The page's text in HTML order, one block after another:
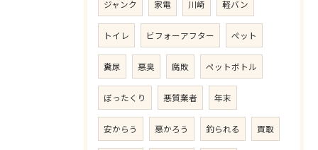
ジャンク 家電 川崎 軽バン
トイレ ビフォーアフター ペット
糞尿 悪臭 腐敗 ペットボトル
ぼったくり 悪質業者 年末
安からう 悪かろう 釣られる 買取